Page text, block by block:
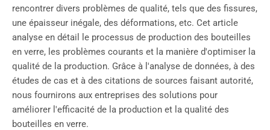
rencontrer divers problèmes de qualité, tels que des fissures,
une épaisseur inégale, des déformations, etc. Cet article
analyse en détail le processus de production des bouteilles
en verre, les problèmes courants et la manière d'optimiser la
qualité de la production. Grâce à l'analyse de données, à des
études de cas et à des citations de sources faisant autorité,
nous fournirons aux entreprises des solutions pour
améliorer l'efficacité de la production et la qualité des
bouteilles en verre.